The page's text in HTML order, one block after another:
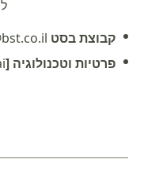
קבוצת בסט
פרטיות וטכנולוגיה [